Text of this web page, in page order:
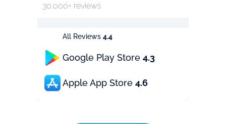
All Reviews 4.4
Google Play Store 4.3
Apple App Store 4.6
30.000+ reviews